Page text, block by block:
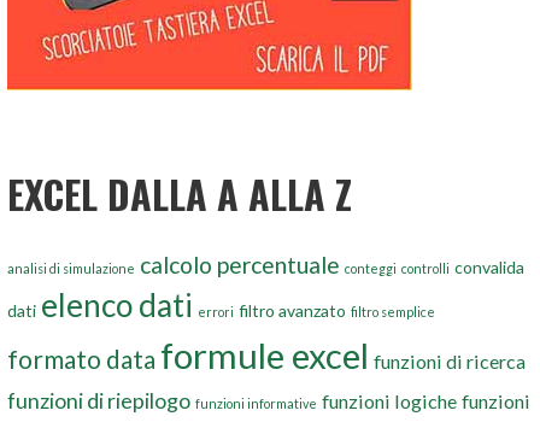
EXCEL DALLA A ALLA Z
analisi di simulazione calcolo percentuale conteggi controlli convalida
dati elenco dati errori filtro avanzato filtro semplice
formato data formule excel funzioni di ricerca
funzioni di riepilogo funzioni informative funzioni logiche funzioni